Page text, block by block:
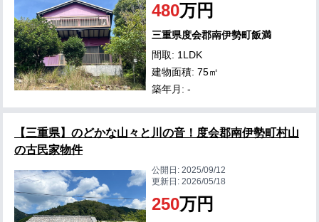
480万円
三重県度会郡南伊勢町飯満
間取: 1LDK
建物面積: 75㎡
築年月: -
【三重県】のどかな山々と川の音！度会郡南伊勢町村山
の古民家物件
公開日:2025/09/12
更新日:2026/05/18
250万円